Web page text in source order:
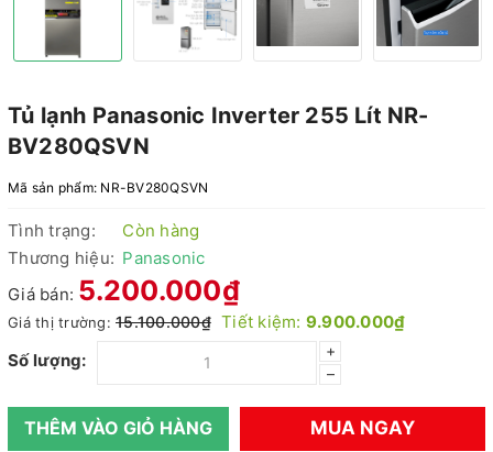
Tủ lạnh Panasonic Inverter 255 Lít NR-
BV280QSVN
Mã sản phẩm: NR-BV280QSVN
Tình trạng:
Còn hàng
Thương hiệu: Panasonic
Giá bán: 5.200.000₫
Giá thị trường: 15.100.000₫ Tiết kiệm: 9.900.000₫
Số lượng:
+
–
THÊM VÀO GIỎ HÀNG MUA NGAY